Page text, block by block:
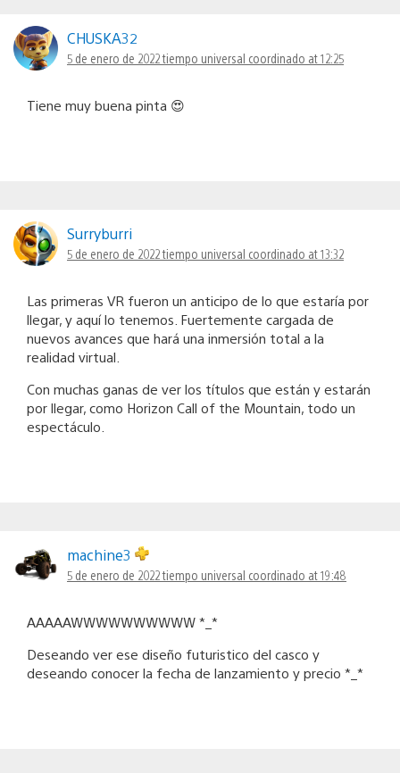
CHUSKA32
5 de enero de 2022 tiempo universal coordinado at 12:25
Tiene muy buena pinta 😍
Surryburri
5 de enero de 2022 tiempo universal coordinado at 13:32
Las primeras VR fueron un anticipo de lo que estaría por
llegar, y aquí lo tenemos. Fuertemente cargada de
nuevos avances que hará una inmersión total a la
realidad virtual.
Con muchas ganas de ver los títulos que están y estarán
por llegar, como Horizon Call of the Mountain, todo un
espectáculo.
machine3
5 de enero de 2022 tiempo universal coordinado at 19:48
AAAAAWWWWWWWWWW *_*
Deseando ver ese diseño futuristico del casco y
deseando conocer la fecha de lanzamiento y precio *_*